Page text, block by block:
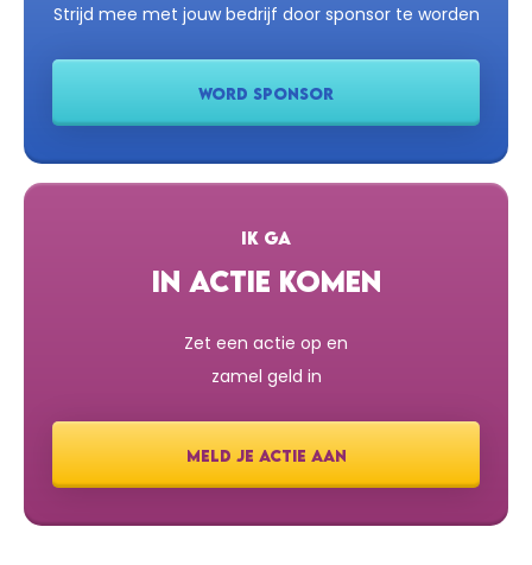
Strijd mee met jouw bedrijf door sponsor te worden
WORD SPONSOR
IK GA
IN ACTIE KOMEN
Zet een actie op en
zamel geld in
MELD JE ACTIE AAN